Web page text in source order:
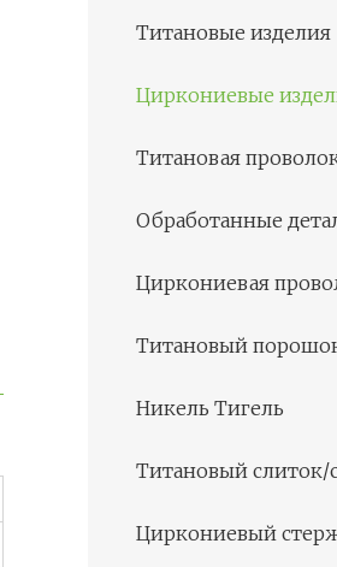
Титановые изделия
Циркониевые
Титановая
Обработанные
Циркониевая
Титановый
Никель Тигель
Титановый слиток/
Циркониевый